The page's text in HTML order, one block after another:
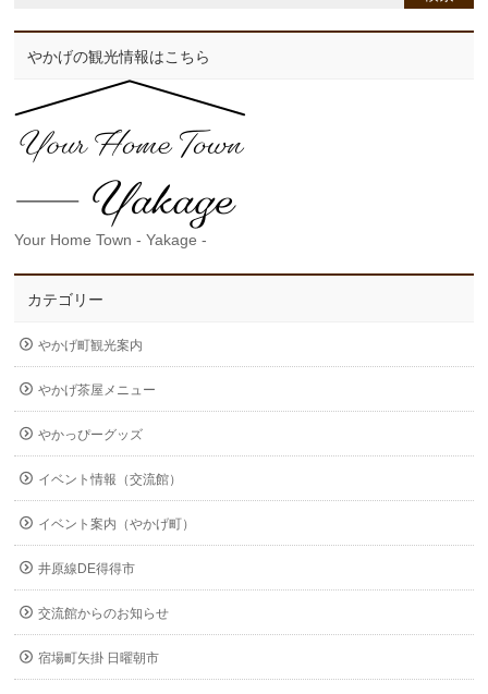
やかげの観光情報はこちら
Your Home Town - Yakage -
カテゴリー
やかげ町観光案内
やかげ茶屋メニュー
やかっぴーグッズ
イベント情報（交流館）
イベント案内（やかげ町）
井原線DE得得市
交流館からのお知らせ
宿場町矢掛 日曜朝市